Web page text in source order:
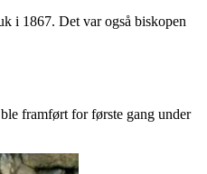
i 1867. Det var også biskopen
framført for første gang under